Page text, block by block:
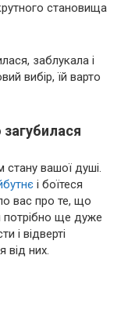
становища
заблукала і
вибір, їй варто
стану вашої душі.
і боїтеся
вас про те, що
потрібно ще дуже
і відверті
від них.